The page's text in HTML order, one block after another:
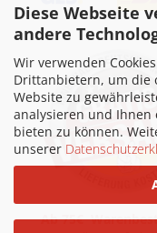
Diese Webseite
andere
Wir verwenden
Drittanbietern, um die
Website zu
analysieren und Ihnen
bieten zu können.
unserer
Ab 75€